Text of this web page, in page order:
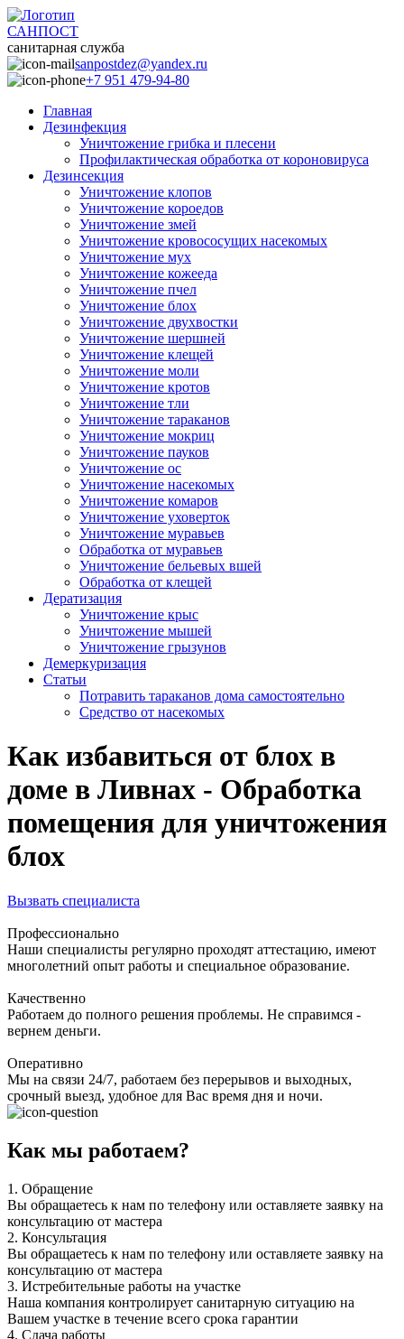
САНПОСТ
санитарная служба
sanpostdez@yandex.ru
+7 951 479-94-80
Главная
Дезинфекция
Уничтожение грибка и плесени
Профилактическая обработка от короновируса
Дезинсекция
Уничтожение клопов
Уничтожение короедов
Уничтожение змей
Уничтожение кровососущих насекомых
Уничтожение мух
Уничтожение кожееда
Уничтожение пчел
Уничтожение блох
Уничтожение двухвостки
Уничтожение шершней
Уничтожение клещей
Уничтожение моли
Уничтожение кротов
Уничтожение тли
Уничтожение тараканов
Уничтожение мокриц
Уничтожение пауков
Уничтожение ос
Уничтожение насекомых
Уничтожение комаров
Уничтожение уховерток
Уничтожение муравьев
Обработка от муравьев
Уничтожение бельевых вшей
Обработка от клещей
Дератизация
Уничтожение крыс
Уничтожение мышей
Уничтожение грызунов
Демеркуризация
Статьи
Потравить тараканов дома самостоятельно
Средство от насекомых
Как избавиться от блох в
доме в Ливнах - Обработка
помещения для уничтожения
блох
Вызвать специалиста
Профессионально
Наши специалисты регулярно проходят аттестацию, имеют
многолетний опыт работы и специальное образование.
Качественно
Работаем до полного решения проблемы. Не справимся -
вернем деньги.
Оперативно
Мы на связи 24/7, работаем без перерывов и выходных,
срочный выезд, удобное для Вас время дня и ночи.
Как мы работаем?
1. Обращение
Вы обращаетесь к нам по телефону или оставляете заявку на
консультацию от мастера
2. Консультация
Вы обращаетесь к нам по телефону или оставляете заявку на
консультацию от мастера
3. Истребительные работы на участке
Наша компания контролирует санитарную ситуацию на
Вашем участке в течение всего срока гарантии
4. Сдача работы